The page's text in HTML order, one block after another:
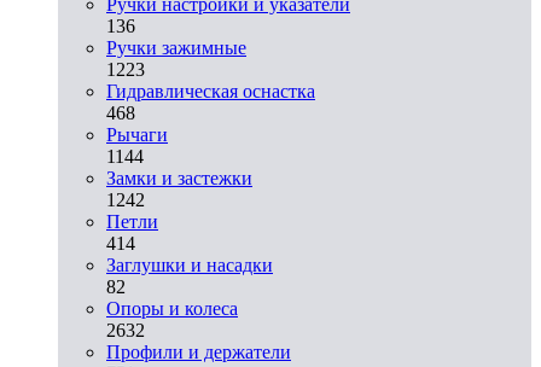
136
Ручки зажимные
1223
Гидравлическая оснастка
468
Рычаги
1144
Замки и застежки
1242
Петли
414
Заглушки и насадки
82
Опоры и колеса
2632
Профили и держатели